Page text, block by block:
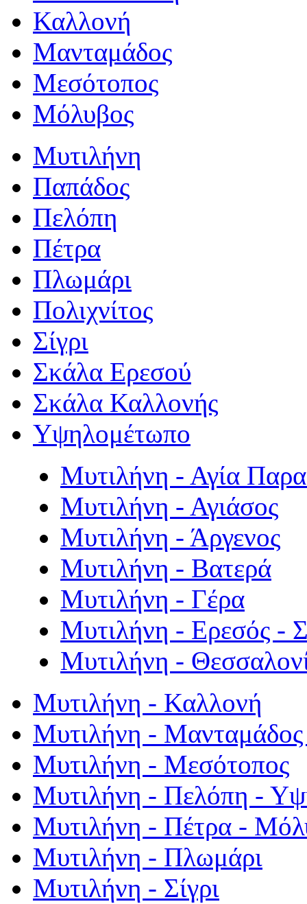
Καλλονή
Μανταμάδος
Μεσότοπος
Μόλυβος
Μυτιλήνη
Παπάδος
Πελόπη
Πέτρα
Πλωμάρι
Πολιχνίτος
Σίγρι
Σκάλα Ερεσού
Σκάλα Καλλονής
Υψηλομέτωπο
Μυτιλήνη - Αγία
Μυτιλήνη - Αγιάσος
Μυτιλήνη - Άργενος
Μυτιλήνη - Βατερά
Μυτιλήνη - Γέρα
Μυτιλήνη - Ερεσός -
Μυτιλήνη -
Μυτιλήνη - Καλλονή
Μυτιλήνη - Μανταμάδος
Μυτιλήνη - Μεσότοπος
Μυτιλήνη - Πελόπη -
Μυτιλήνη - Πέτρα -
Μυτιλήνη - Πλωμάρι
Μυτιλήνη - Σίγρι